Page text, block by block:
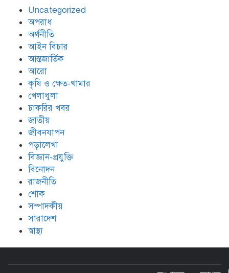
Uncategorized
অপরাধ
অর্থনীতি
আইন বিচার
আন্তজার্তিক
আরো
কৃষি ও ক্ষেত-খামার
খেলাধুলা
চাকরির খবর
জাতীয়
জীবনযাপন
পড়ালেখা
বিজ্ঞান-প্রযুক্তি
বিনোদন
রাজনীতি
শোক
সম্পাদকীয়
সারাদেশ
স্বাস্থ্য